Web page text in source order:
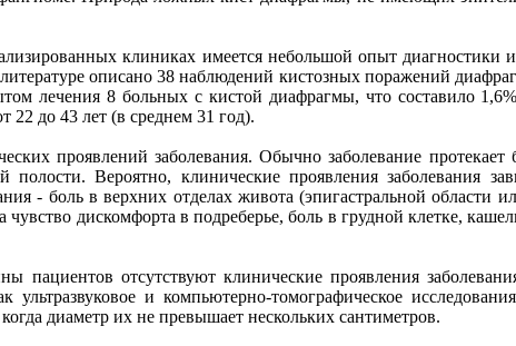
клиниках имеется небольшой опыт диагностики и
описано 38 наблюдений кистозных поражений
лечения 8 больных с кистой диафрагмы, что составило
22 до 43 лет (в среднем 31 год).
проявлений заболевания. Обычно заболевание протекает
полости. Вероятно, клинические проявления заболевания
- боль в верхних отделах живота (эпигастральной области
дискомфорта в подреберье, боль в грудной клетке,
отсутствуют клинические проявления
и компьютерно-томографическое
диаметр их не превышает нескольких сантиметров.